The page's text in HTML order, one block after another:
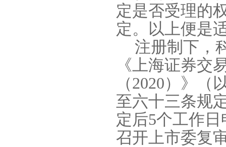
定是否受理的
定。以上便是
注册制下，
《上海证券交
（2020）》（
至六十三条规
定后5个工作
召开上市委复